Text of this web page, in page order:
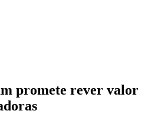
promete rever valor